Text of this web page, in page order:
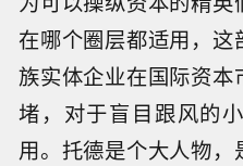
在哪个圈层都适用，
族实体企业在国际资
堵，对于盲目跟风的
用。托德是个大人物